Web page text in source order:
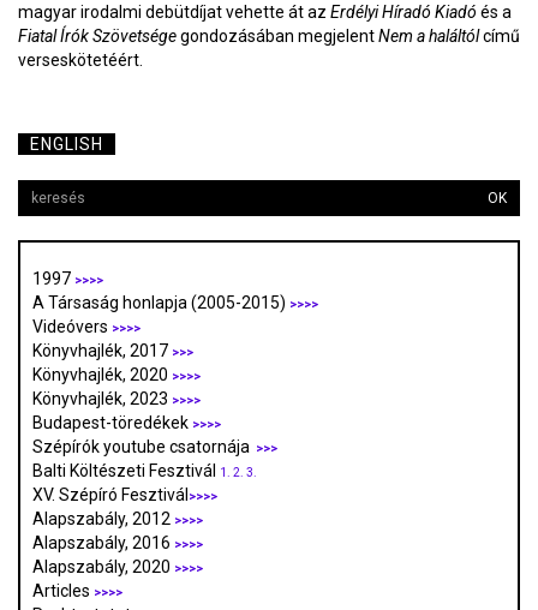
magyar irodalmi debütdíjat vehette át az Erdélyi Híradó Kiadó és a
Fiatal Írók Szövetségegondozásában megjelentNem a haláltólcímű
verseskötetéért.
ENGLISH
OK
1997 >>>>
A Társaság honlapja (2005-2015) >>>>
Videóvers >>>>
Könyvhajlék, 2017 >>>
Könyvhajlék, 2020 >>>>
Könyvhajlék, 2023 >>>>
Budapest-töredékek >>>>
Szépírók youtube csatornája >>>
Balti Költészeti Fesztivál 1. 2. 3.
XV. Szépíró Fesztivál >>>>
Alapszabály, 2012 >>>>
Alapszabály, 2016 >>>>
Alapszabály, 2020 >>>>
Articles >>>>